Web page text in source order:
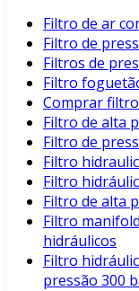
Filtro de ar
Filtro de
Filtros de
Filtro
Comprar
Filtro de alta
Filtro de
Filtro
Filtro
Filtro de alta
Filtro
hidráulicos
Filtro
pressão 300